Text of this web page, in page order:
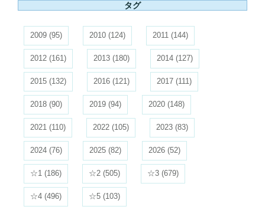
タグ
2009 (95) 2010 (124) 2011 (144)
2012 (161) 2013 (180) 2014 (127)
2015 (132) 2016 (121) 2017 (111)
2018 (90) 2019 (94) 2020 (148)
2021 (110) 2022 (105) 2023 (83)
2024 (76) 2025 (82) 2026 (52)
☆1 (186) ☆2 (505) ☆3 (679)
☆4 (496) ☆5 (103)